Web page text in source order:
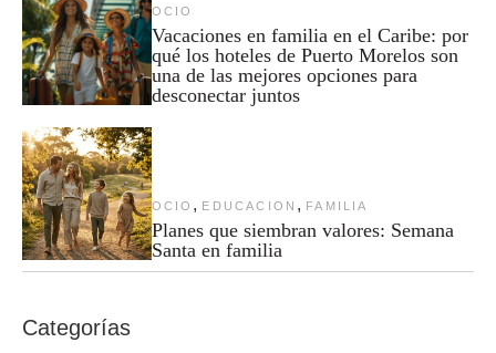
OCIO
Vacaciones en familia en el Caribe: por
qué los hoteles de Puerto Morelos son
una de las mejores opciones para
desconectar juntos
OCIO , EDUCACION , FAMILIA
Planes que siembran valores: Semana
Santa en familia
Categorías